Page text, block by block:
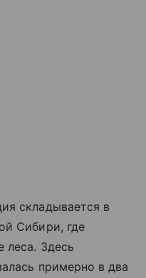
складывается в
Сибири, где
леса. Здесь
примерно в два